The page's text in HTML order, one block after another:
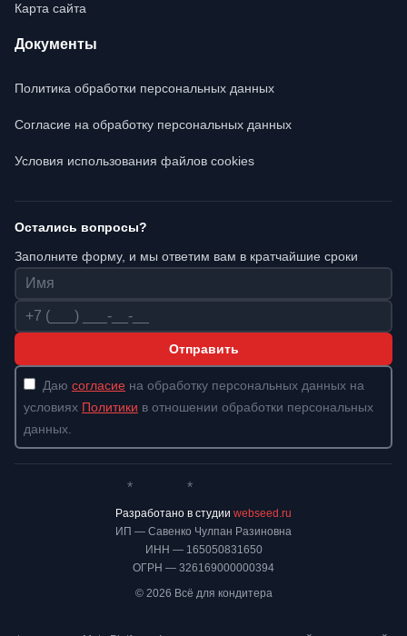
Карта сайта
Документы
Политика обработки персональных данных
Согласие на обработку персональных данных
Условия использования файлов cookies
Остались вопросы?
Заполните форму, и мы ответим вам в кратчайшие сроки
Имя
Телефон
Отправить
Даю согласие на обработку персональных данных на
условиях Политики в отношении обработки персональных
данных.
ИП — Савенко Чулпан Разиновна
ИНН — 165050831650
ОГРН — 326169000000394
© 2026 Всё для кондитера
* *
Разработано в студии webseed.ru